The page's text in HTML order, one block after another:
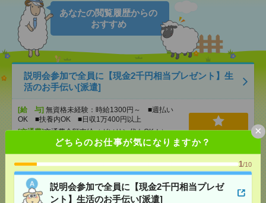
どちらのお仕事が気になりますか？
1/10
説明会参加で全員に【現金2千円相当プレゼ
ント】生活のお手伝い[派遣]
×
あなたの閲覧履歴からの
おすすめ
説明会参加で全員に【現金2千円相当プレゼント】生
活のお手伝い[派遣]
[給 与] 無資格未経験：時給1300円～ ■週払い
OK ■扶養内OK ■日収1万400円以上
[交通費]交通費全額支給（ガソリン代もOK！）
前橋大島駅/城東駅/江木駅/…
【オープニング募集】おばあちゃんのお散歩付き添
いも仕事の1つ[派遣]